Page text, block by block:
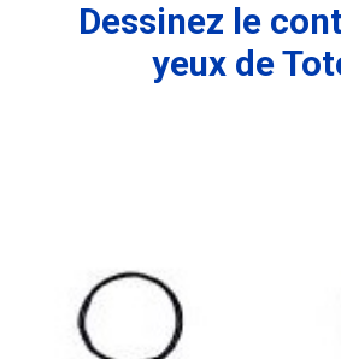
Dessinez le
yeux de